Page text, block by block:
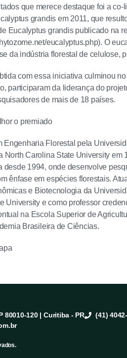
que merece destaque foi a
grandis em 2011, que
Eucalyptus grandis publicado na
eucalyptus.php). O
da indústria florestal de celulose,
com essa iniciativa culminou
participaram da liderança do
de mais de 18 países.
o premiado
Engenharia Florestal pela
North Carolina State University
desde 1994, onde desenvolve
ênfase em espécies florestais.
e Biotecnologia da
University e como professor
na Escola Superior de
Brasileira de Ciências.
80010-120 | Curitiba - PR
(41)